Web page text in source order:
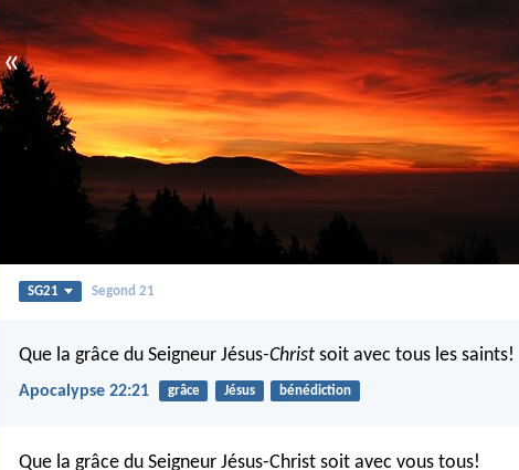
«
SG21 Segond 21
Que la grâce du Seigneur Jésus-Christ soit avec tous les saints!
Apocalypse 22:21 grâce Jésus bénédiction
Que la grâce du Seigneur Jésus-Christ soit avec vous tous!